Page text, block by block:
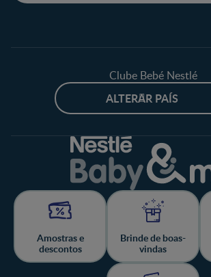
Clube Bebé Nestlé
ALTERAR PAÍS
Amostras e
descontos
Brinde de boas-
vindas